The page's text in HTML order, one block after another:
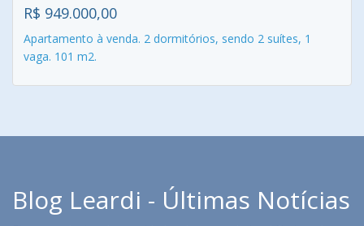
R$ 949.000,00
Apartamento à venda. 2 dormitórios, sendo 2 suítes, 1
vaga. 101 m2.
Blog Leardi - Últimas Notícias